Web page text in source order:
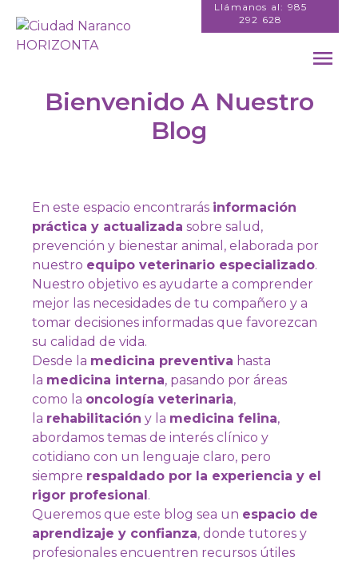
content
Llámanos al: 985
292 628
Bienvenido A Nuestro
Blog
En este espacio encontrarás información
práctica y actualizada sobre salud,
prevención y bienestar animal, elaborada por
nuestro equipo veterinario especializado.
Nuestro objetivo es ayudarte a comprender
mejor las necesidades de tu compañero y a
tomar decisiones informadas que favorezcan
su calidad de vida.
Desde la medicina preventiva hasta
la medicina interna, pasando por áreas
como la oncología veterinaria,
la rehabilitación y la medicina felina,
abordamos temas de interés clínico y
cotidiano con un lenguaje claro, pero
siempre respaldado por la experiencia y el
rigor profesional.
Queremos que este blog sea un espacio de
aprendizaje y confianza, donde tutores y
profesionales encuentren recursos útiles